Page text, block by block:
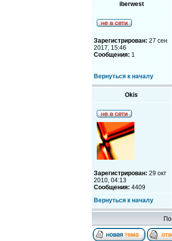
iberwest
Зарегистрирован: 27 сен
2017, 15:46
Сообщения: 1
Вернуться к началу
Okis
Зарегистрирован: 29 окт
2010, 04:13
Сообщения: 4409
Вернуться к началу